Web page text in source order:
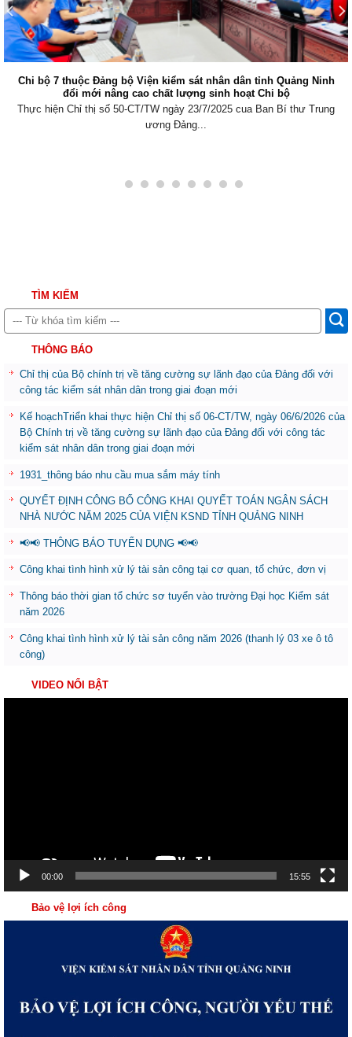
Viện kiểm sát nhân dân khu vực 6, Quảng Ninh tăng cường
hợp xử lý nợ thuế
Thực hiện Nghị quyết số 205/2025/QH15 của Quốc hội về thí
Viện kiểm sát...
TÌM KIẾM
THÔNG BÁO
Chỉ thị của Bộ chính trị về tăng cường sự lãnh đạo của Đảng đối với
công tác kiểm sát nhân dân trong giai đoạn mới
Kế hoạchTriển khai thực hiện Chỉ thị số 06-CT/TW, ngày 06/6/2026 của
Bộ Chính trị về tăng cường sự lãnh đạo của Đảng đối với công tác
kiểm sát nhân dân trong giai đoạn mới
1931_thông báo nhu cầu mua sắm máy tính
QUYẾT ĐỊNH CÔNG BỐ CÔNG KHAI QUYẾT TOÁN NGÂN SÁCH
NHÀ NƯỚC NĂM 2025 CỦA VIỆN KSND TỈNH QUẢNG NINH
📢📢 THÔNG BÁO TUYỂN DỤNG 📢📢
Công khai tình hình xử lý tài sản công tại cơ quan, tổ chức, đơn vị
Thông báo thời gian tổ chức sơ tuyển vào trường Đại học Kiểm sát
năm 2026
Công khai tình hình xử lý tài sản công năm 2026 (thanh lý 03 xe ô tô
công)
VIDEO NỔI BẬT
00:00 15:55
Bảo vệ lợi ích công